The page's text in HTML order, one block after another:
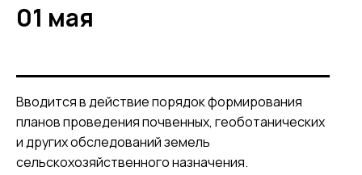
01 мая
Вводится в действие порядок формирования
планов проведения почвенных, геоботанических
и других обследований земель
сельскохозяйственного назначения.